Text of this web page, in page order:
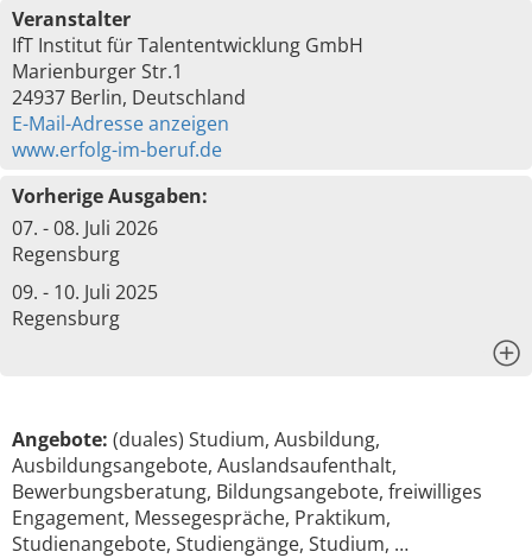
Veranstalter
IfT Institut für Talententwicklung GmbH
Marienburger Str.1
24937 Berlin, Deutschland
E-Mail-Adresse anzeigen
www.erfolg-im-beruf.de
Vorherige Ausgaben:
07. - 08. Juli 2026
Regensburg
09. - 10. Juli 2025
Regensburg
Angebote: (duales) Studium, Ausbildung,
Ausbildungsangebote, Auslandsaufenthalt,
Bewerbungsberatung, Bildungsangebote, freiwilliges
Engagement, Messegespräche, Praktikum,
Studienangebote, Studiengänge, Studium, …